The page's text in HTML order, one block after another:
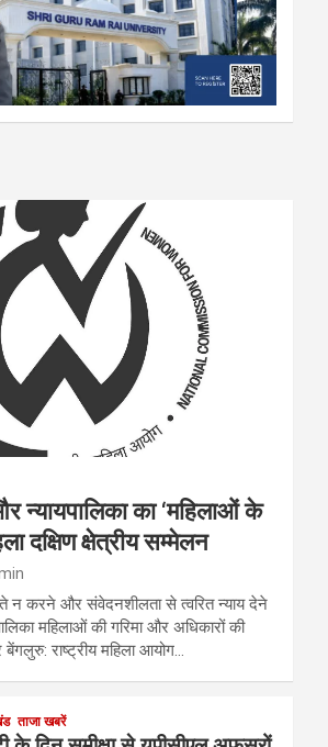
न्यायपालिका का ‘महिलाओं के
दक्षिण क्षेत्रीय सम्मेलन
न करने और संवेदनशीलता से त्वरित न्याय देने
महिलाओं की गरिमा और अधिकारों की
बेंगलुरु: राष्ट्रीय महिला आयोग…
ताजा खबरें